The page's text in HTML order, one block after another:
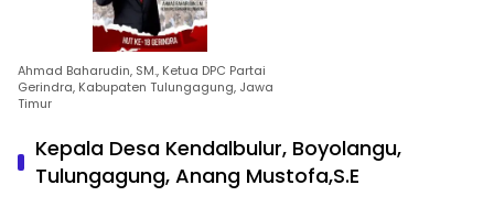
Ahmad Baharudin, SM., Ketua DPC Partai
Gerindra, Kabupaten Tulungagung, Jawa
Timur
Kepala Desa Kendalbulur, Boyolangu,
Tulungagung, Anang Mustofa,S.E